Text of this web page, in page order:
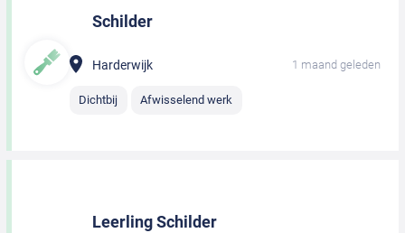
Schilder
Harderwijk 1 maand geleden
Dichtbij Afwisselend werk
Leerling Schilder